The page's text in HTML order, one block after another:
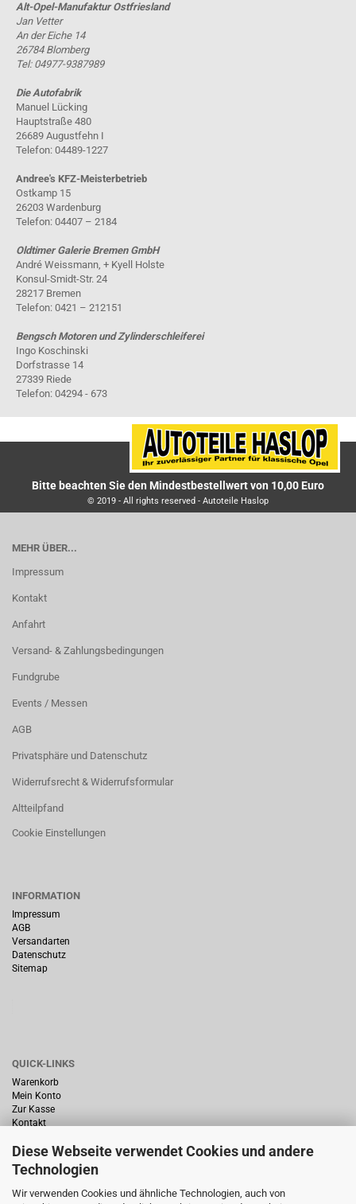
Diese Webseite verwendet Cookies und andere
Technologien
Wir verwenden Cookies und ähnliche Technologien, auch von
Alt-Opel-Manufaktur Ostfriesland
Jan Vetter
An der Eiche 14
26784 Blomberg
Tel: 04977-9387989
Die Autofabrik
Manuel Lücking
Hauptstraße 480
26689 Augustfehn I
Telefon: 04489-1227
Andree's KFZ-Meisterbetrieb
Ostkamp 15
26203 Wardenburg
Telefon: 04407 – 2184
Oldtimer Galerie Bremen GmbH
André Weissmann, + Kyell Holste
Konsul-Smidt-Str. 24
28217 Bremen
Telefon: 0421 – 212151
Bengsch Motoren und Zylinderschleiferei
Ingo Koschinski
Dorfstrasse 14
27339 Riede
Telefon: 04294 - 673
Bitte beachten Sie den Mindestbestellwert von 10,00 Euro
© 2019 - All rights reserved - Autoteile Haslop
MEHR ÜBER...
Impressum
Kontakt
Anfahrt
Versand- & Zahlungsbedingungen
Fundgrube
Events / Messen
AGB
Privatsphäre und Datenschutz
Widerrufsrecht & Widerrufsformular
Altteilpfand
Cookie Einstellungen
INFORMATION
Impressum
AGB
Versandarten
Datenschutz
Sitemap
QUICK-LINKS
Warenkorb
Mein Konto
Zur Kasse
Kontakt